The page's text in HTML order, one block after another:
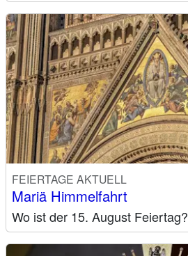
FEIERTAGE AKTUELL
Mariä Himmelfahrt
Wo ist der 15. August Feiertag?